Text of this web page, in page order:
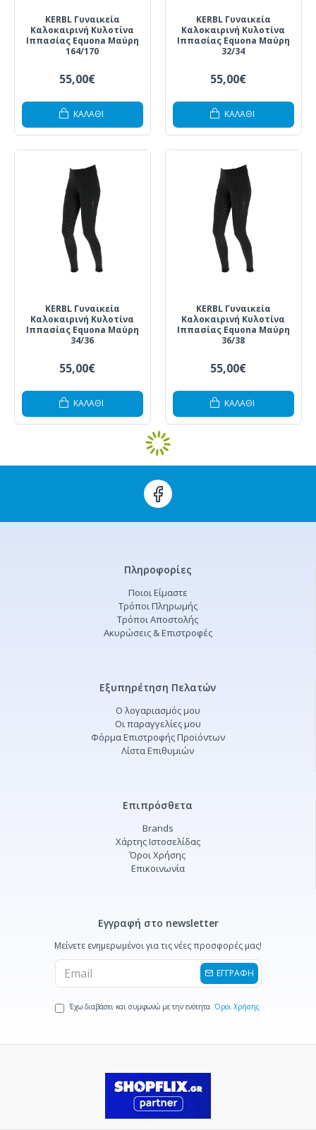
KERBL Γυναικεία
Καλοκαιρινή Κυλοτίνα
Ιππασίας Equona Μαύρη
164/170
55,00€
ΚΑΛΆΘΙ
KERBL Γυναικεία
Καλοκαιρινή Κυλοτίνα
Ιππασίας Equona Μαύρη
32/34
55,00€
ΚΑΛΆΘΙ
KERBL Γυναικεία
Καλοκαιρινή Κυλοτίνα
Ιππασίας Equona Μαύρη
34/36
55,00€
ΚΑΛΆΘΙ
KERBL Γυναικεία
Καλοκαιρινή Κυλοτίνα
Ιππασίας Equona Μαύρη
36/38
55,00€
ΚΑΛΆΘΙ
Πληροφορίες
Ποιοι Είμαστε
Τρόποι Πληρωμής
Τρόποι Αποστολής
Ακυρώσεις & Επιστροφές
Εξυπηρέτηση Πελατών
Ο λογαριασμός μου
Οι παραγγελίες μου
Φόρμα Επιστροφής Προϊόντων
Λίστα Επιθυμιών
Επιπρόσθετα
Brands
Χάρτης Ιστοσελίδας
Όροι Χρήσης
Επικοινωνία
Εγγραφή στο newsletter
Μείνετε ενημερωμένοι για τις νέες προσφορές μας!
ΕΓΓΡΑΦΗ
Έχω διαβάσει και συμφωνώ με την ενότητα Όροι Χρήσης